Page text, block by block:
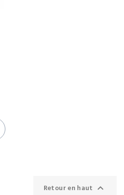
Retour en haut 